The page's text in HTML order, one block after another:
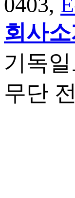
회사소
기독
무단